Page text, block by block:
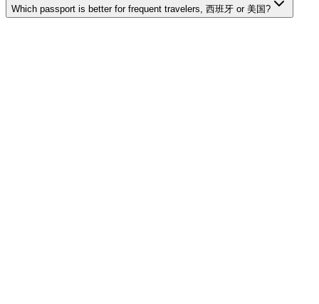
Which passport is better for frequent travelers, 西班牙 or 美国?